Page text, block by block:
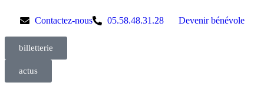
Contactez-nous 05.58.48.31.28 Devenir bénévole
billetterie
actus